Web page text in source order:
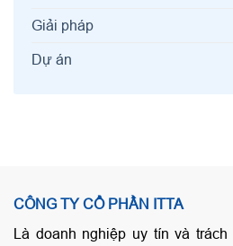
Giải pháp
Dự án
CÔNG TY CỔ PHẦN ITTA
Là doanh nghiệp uy tín và